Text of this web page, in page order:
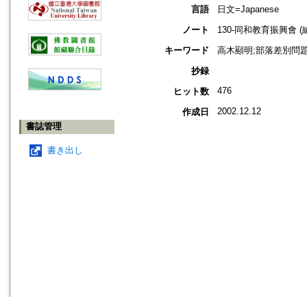
書誌管理
書き出し
言語
日文=Japanese
ノート
130-同和教育振興會 (
キーワード
高木顯明;部落差別問
抄録
ヒット数
476
作成日 2002.12.12